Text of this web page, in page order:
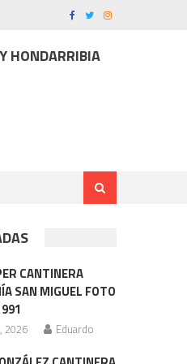
HONDARRIBIA
CANTINERA
SAN MIGUEL FOTO
2026 Eduardo